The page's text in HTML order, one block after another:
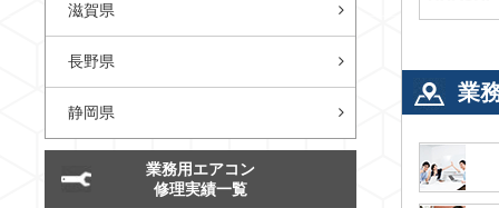
業
滋賀県
長野県
静岡県
業務用エアコン
修理実績一覧